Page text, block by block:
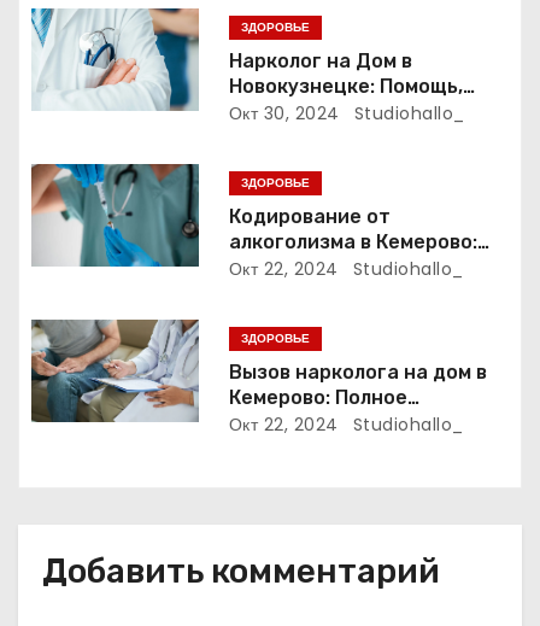
п
о
а
с
я
ЗДОРОВЬЕ
Нарколог на Дом в
Новокузнецке: Помощь,
Которая Всегда Рядом
Окт 30, 2024 Studiohallo_
ЗДОРОВЬЕ
Кодирование от
алкоголизма в Кемерово:
Полный путеводитель
Окт 22, 2024 Studiohallo_
ЗДОРОВЬЕ
Вызов нарколога на дом в
Кемерово: Полное
руководство
Окт 22, 2024 Studiohallo_
Добавить комментарий